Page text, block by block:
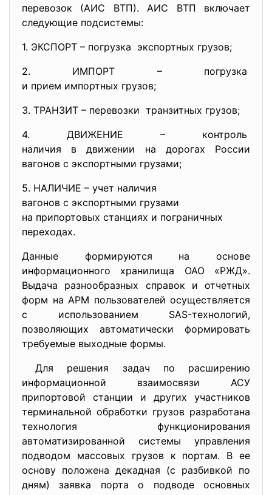
перевозок (АИС ВТП). АИС ВТП включает
следующие подсистемы:
1. ЭКСПОРТ – погрузка экспортных грузов;
2. ИМПОРТ – погрузка
и прием импортных грузов;
3. ТРАНЗИТ – перевозки транзитных грузов;
4. ДВИЖЕНИЕ – контроль
наличия в движении на дорогах России
вагонов с экспортными грузами;
5. НАЛИЧИЕ – учет наличия
вагонов с экспортными грузами
на припортовых станциях и пограничных
переходах.
Данные формируются на основе
информационного хранилища ОАО «РЖД».
Выдача разнообразных справок и отчетных
форм на АРМ пользователей осуществляется
с использованием SAS-технологий,
позволяющих автоматически формировать
требуемые выходные формы.
Для решения задач по расширению
информационной взаимосвязи АСУ
припортовой станции и других участников
терминальной обработки грузов разработана
технология функционирования
автоматизированной системы управления
подводом массовых грузов к портам. В ее
основу положена декадная (с разбивкой по
дням) заявка порта о подводе основных